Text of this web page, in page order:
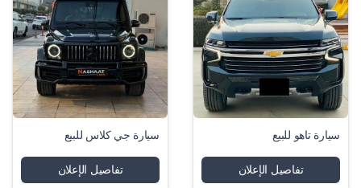
سيارة تاهو للبيع
تفاصيل الإعلان
سيارة جي كلاس للبيع
تفاصيل الإعلان